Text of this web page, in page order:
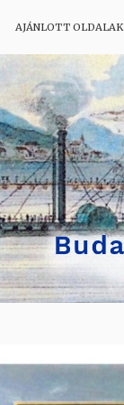
AJÁNLOTT OLDALAK